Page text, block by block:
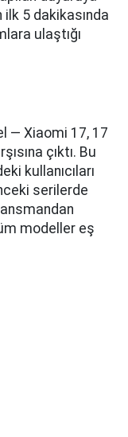
ilk 5 dakikasında
ulaştığı
— Xiaomi 17, 17
çıktı. Bu
kullanıcıları
serilerde
modeller eş